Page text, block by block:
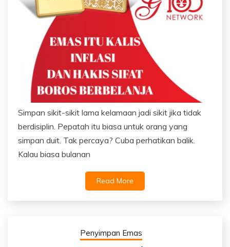
Simpan sikit-sikit lama kelamaan jadi sikit jika tidak
berdisiplin. Pepatah itu biasa untuk orang yang
simpan duit. Tak percaya? Cuba perhatikan balik.
Kalau biasa bulanan
Read More
Penyimpan Emas